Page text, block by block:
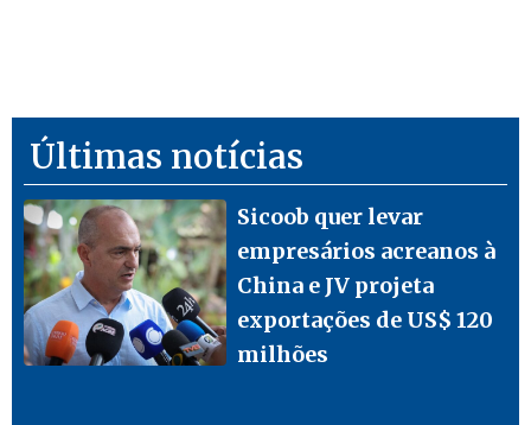
Últimas notícias
Sicoob quer levar
empresários acreanos à
China e JV projeta
exportações de US$ 120
milhões